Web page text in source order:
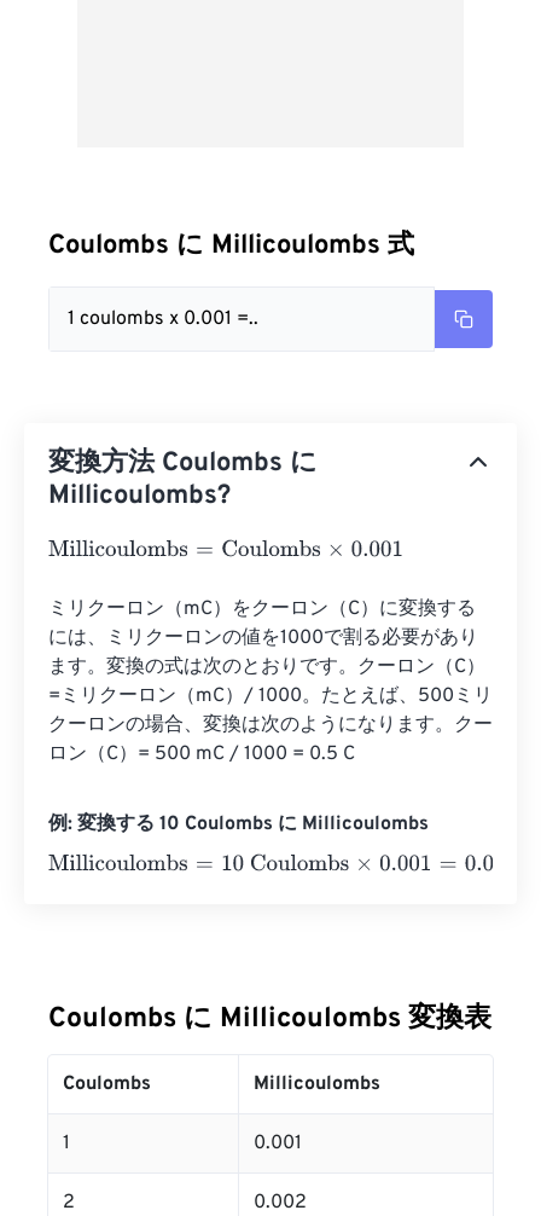
Coulombs に Millicoulombs 式
1 coulombs x 0.001 =..
変換方法 Coulombs に
Millicoulombs?
Millicoulombs=Coulombs×0.001
ミリクーロン（mC）をクーロン（C）に変換する
には、ミリクーロンの値を1000で割る必要があり
ます。変換の式は次のとおりです。クーロン（C）
=ミリクーロン（mC）/ 1000。たとえば、500ミリ
クーロンの場合、変換は次のようになります。クー
ロン（C）= 500 mC / 1000 = 0.5 C
例: 変換する 10 Coulombs に Millicoulombs
Millicoulombs=10 Coulombs×0.001 =0.01 Millicoulombs
Coulombs に Millicoulombs 変換表
Coulombs Millicoulombs
1 0.001
2 0.002